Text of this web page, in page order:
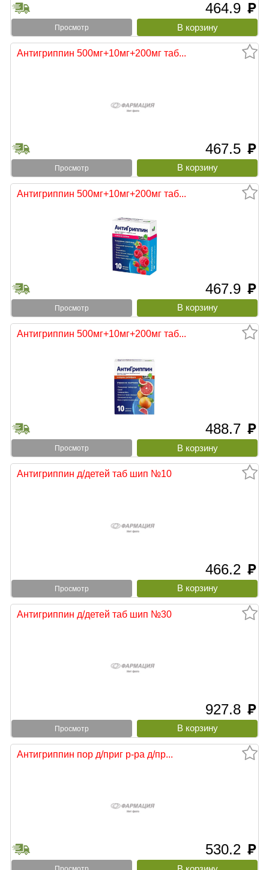
464.9 руб
Просмотр
Антигриппин 500мг+10мг+200мг таб...
467.5 руб
Просмотр
Антигриппин 500мг+10мг+200мг таб...
467.9 руб
Просмотр
Антигриппин 500мг+10мг+200мг таб...
488.7 руб
Просмотр
Антигриппин д/детей таб шип №10
466.2 руб
Просмотр
Антигриппин д/детей таб шип №30
927.8 руб
Просмотр
Антигриппин пор д/приг р-ра д/пр...
530.2 руб